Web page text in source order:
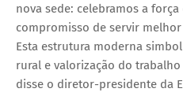
nova sede: celebramos a
compromisso de servir
Esta estrutura moderna
rural e valorização do
disse o diretor-presidente da